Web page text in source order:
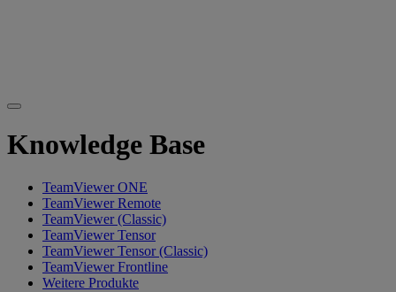
Knowledge Base
TeamViewer ONE
TeamViewer Remote
TeamViewer (Classic)
TeamViewer Tensor
TeamViewer Tensor (Classic)
TeamViewer Frontline
Weitere Produkte